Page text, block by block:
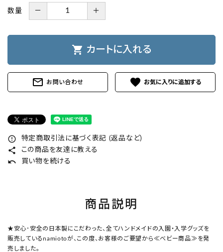
数量 － ＋
shopping_cart カートに入れる
mail_outline お問い合わせ favorite
error_outline 特定商取引法に基づく表記 (返品など)
share この商品を友達に教える
undo 買い物を続ける
商品説明
★安心･安全の日本製にこだわった、全てハンドメイドの入園・入学グッズを
販売しているnamiotoが、この度、お客様のご要望から≪べビー商品≫を発
売しました。